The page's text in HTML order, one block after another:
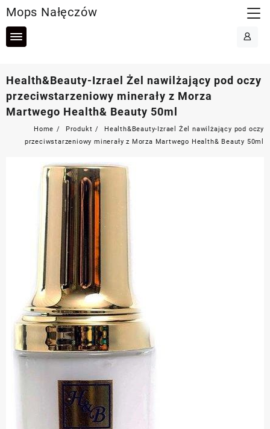
to
content
Mops Nałęczów
Health&Beauty-Izrael Żel nawilżający pod oczy
przeciwstarzeniowy minerały z Morza
Martwego Health& Beauty 50ml
Home Produkt
Health&Beauty-Izrael Żel nawilżający pod oczy
przeciwstarzeniowy minerały z Morza Martwego Health& Beauty 50ml